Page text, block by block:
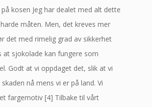
kosen Jeg har dealet med alt dette
måten. Men, det kreves mer
det med rimelig grad av sikkerhet
at sjokolade kan fungere som
Godt at vi oppdaget det, slik at vi
nå mens vi er på land. Vi
fargemotiv [4] Tilbake til vårt